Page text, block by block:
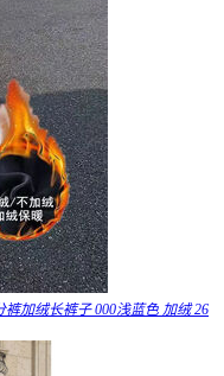
加绒长裤子 000浅蓝色 加绒 26